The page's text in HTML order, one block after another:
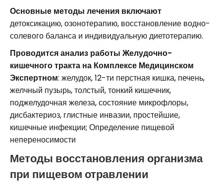
Основные методы лечения включают
детоксикацию, озонотерапию, восстановление водно-
солевого баланса и индивидуальную диетотерапию.
Проводится анализ работы Желудочно-
кишечного тракта на Комплексе Медицинском
Экспертном: желудок, 12-ти перстная кишка, печень,
желчный пузырь, толстый, тонкий кишечник,
поджелудочная железа, состояние микрофлоры,
дисбактериоз, глистные инвазии, простейшие,
кишечные инфекции; Определение пищевой
непереносимости
Методы восстановления организма
при пищевом отравлении